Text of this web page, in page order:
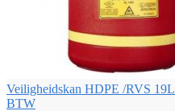
Veiligheidskan HDPE /RVS 19L
BTW